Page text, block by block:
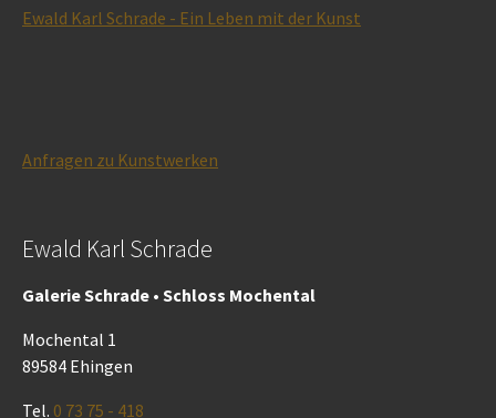
Ewald Karl Schrade - Ein Leben mit der Kunst
Anfragen zu Kunstwerken
Ewald Karl Schrade
Galerie Schrade • Schloss Mochental
Mochental 1
89584 Ehingen
Tel. 0 73 75 - 418